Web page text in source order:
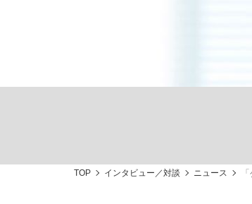
「90%は失敗する。でも…」
TOP インタビュー／対談 ニュース